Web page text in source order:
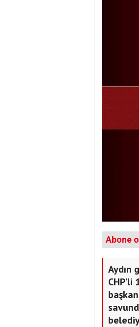
Abone ol
Aydın